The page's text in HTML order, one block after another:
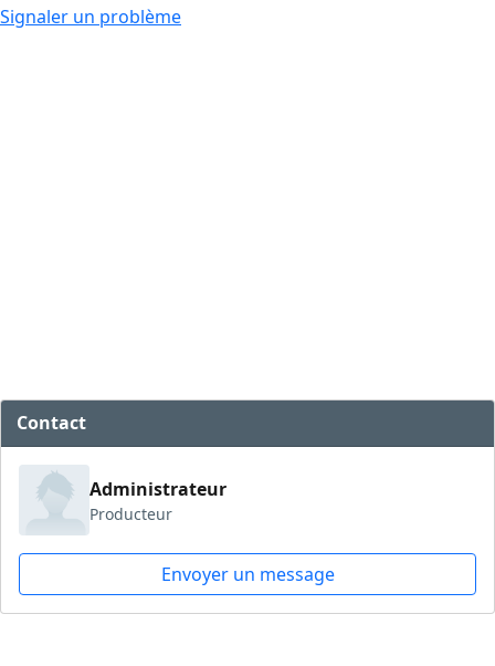
Signaler un problème
Contact
Administrateur
Producteur
Envoyer un message